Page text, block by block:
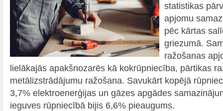
statistikas
apjomu
pēc kārtas
griezumā.
ražošanas
lielākajās apakšnozarēs kā kokrūpniecība, pārtikas
metālizstrādājumu ražošana. Savukārt kopējā
3,7% elektroenerģijas un gāzes apgādes
ieguves rūpniecībā bijis 6,6% pieaugums.